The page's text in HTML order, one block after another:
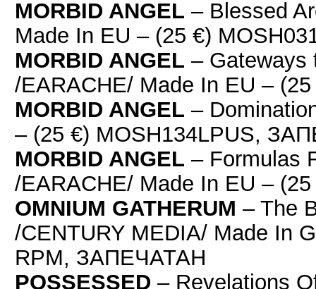
MORBID ANGEL – Blessed
Made In EU – (25 €)
MORBID ANGEL – Gateways
/EARACHE/ Made In EU –
MORBID ANGEL –
– (25 €) MOSH134LPUS,
MORBID ANGEL – Formulas
/EARACHE/ Made In EU –
OMNIUM GATHERUM – The
/CENTURY MEDIA/ Made In
RPM, ЗАПЕЧАТАН
POSSESSED – Revelations